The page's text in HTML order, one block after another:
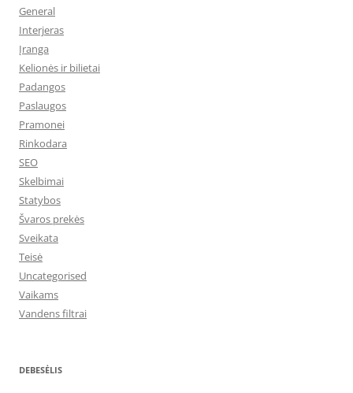
General
Interjeras
Įranga
Kelionės ir bilietai
Padangos
Paslaugos
Pramonei
Rinkodara
SEO
Skelbimai
Statybos
Švaros prekės
Sveikata
Teisė
Uncategorised
Vaikams
Vandens filtrai
DEBESĖLIS